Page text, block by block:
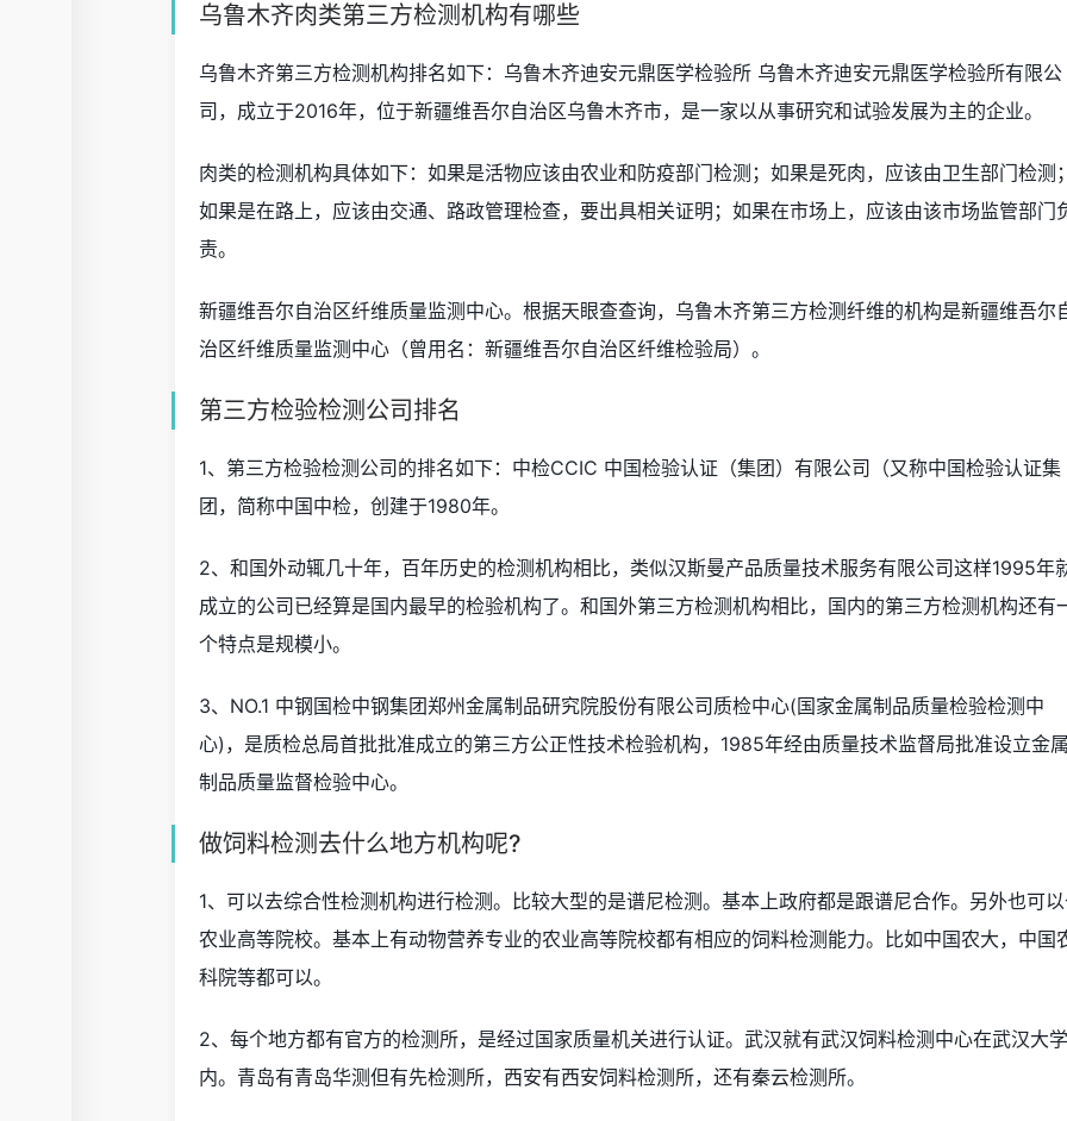
乌鲁木齐肉类第三方检测机构有哪些
乌鲁木齐第三方检测机构排名如下：乌鲁木齐迪安元鼎医学检验所 乌鲁木齐迪安元鼎医学检验所有限公
司，成立于2016年，位于新疆维吾尔自治区乌鲁木齐市，是一家以从事研究和试验发展为主的企业。
肉类的检测机构具体如下：如果是活物应该由农业和防疫部门检测；如果是死肉，应该由卫生部门检测；
如果是在路上，应该由交通、路政管理检查，要出具相关证明；如果在市场上，应该由该市场监管部门
责。
新疆维吾尔自治区纤维质量监测中心。根据天眼查查询，乌鲁木齐第三方检测纤维的机构是新疆维吾尔
治区纤维质量监测中心（曾用名：新疆维吾尔自治区纤维检验局）。
第三方检验检测公司排名
1、第三方检验检测公司的排名如下：中检CCIC 中国检验认证（集团）有限公司（又称中国检验认证集
团，简称中国中检，创建于1980年。
2、和国外动辄几十年，百年历史的检测机构相比，类似汉斯曼产品质量技术服务有限公司这样1995年
成立的公司已经算是国内最早的检验机构了。和国外第三方检测机构相比，国内的第三方检测机构还有
个特点是规模小。
3、NO.1 中钢国检中钢集团郑州金属制品研究院股份有限公司质检中心(国家金属制品质量检验检测中
心)，是质检总局首批批准成立的第三方公正性技术检验机构，1985年经由质量技术监督局批准设立金属
制品质量监督检验中心。
做饲料检测去什么地方机构呢?
1、可以去综合性检测机构进行检测。比较大型的是谱尼检测。基本上政府都是跟谱尼合作。另外也可
农业高等院校。基本上有动物营养专业的农业高等院校都有相应的饲料检测能力。比如中国农大，中国
科院等都可以。
2、每个地方都有官方的检测所，是经过国家质量机关进行认证。武汉就有武汉饲料检测中心在武汉大学
内。青岛有青岛华测但有先检测所，西安有西安饲料检测所，还有秦云检测所。